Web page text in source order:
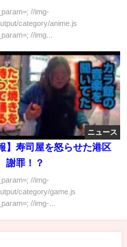
//img-
category/anime.js
//img...
ニュース
】寿司屋を怒らせた港区
謝罪！？
//img-
category/game.js
//img-...